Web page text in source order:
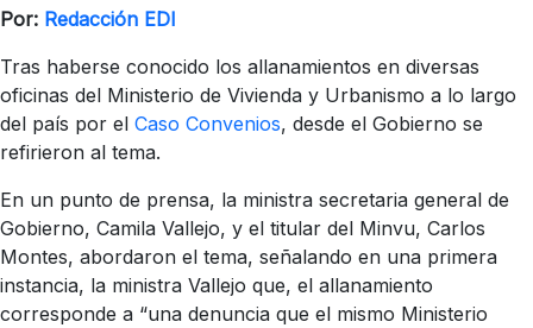
Por: Redacción EDI
Tras haberse conocido los allanamientos en diversas
oficinas del Ministerio de Vivienda y Urbanismo a lo largo
del país por el Caso Convenios, desde el Gobierno se
refirieron al tema.
En un punto de prensa, la ministra secretaria general de
Gobierno, Camila Vallejo, y el titular del Minvu, Carlos
Montes, abordaron el tema, señalando en una primera
instancia, la ministra Vallejo que, el allanamiento
corresponde a “una denuncia que el mismo Ministerio